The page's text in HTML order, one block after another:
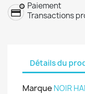
Paiement
Transactions
Détails du
Marque NOIR